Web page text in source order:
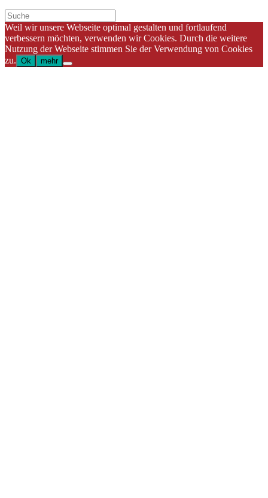
Weil wir unsere Webseite optimal gestalten und fortlaufend
verbessern möchten, verwenden wir Cookies. Durch die weitere
Nutzung der Webseite stimmen Sie der Verwendung von Cookies
zu. Ok mehr